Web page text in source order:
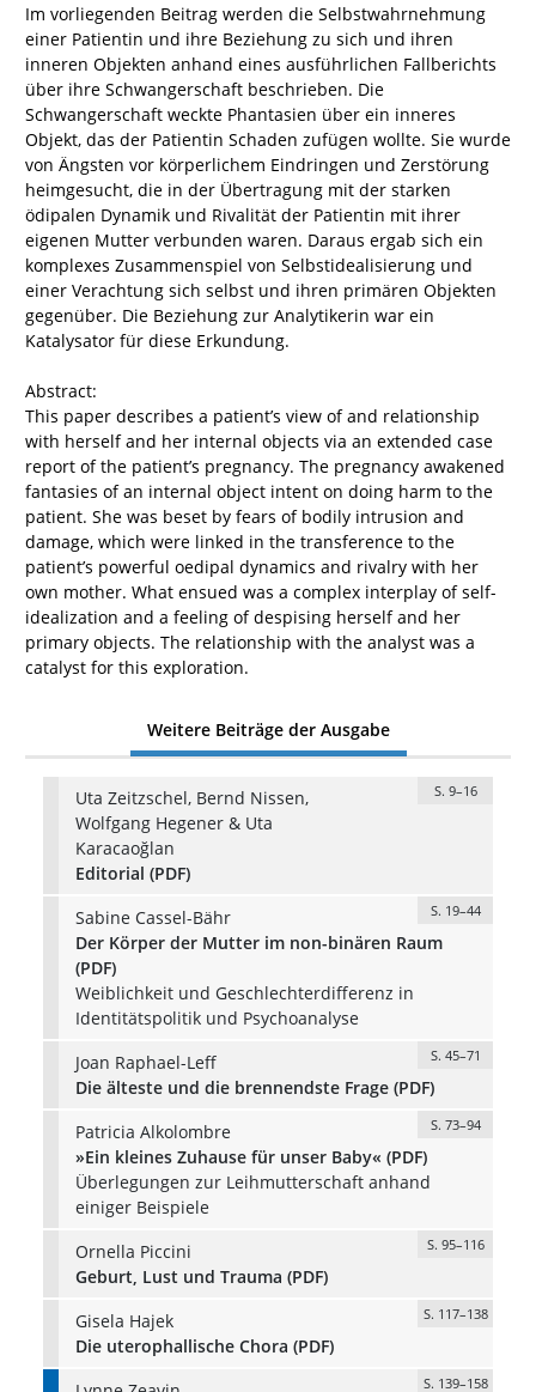
Im vorliegenden Beitrag werden die Selbstwahrnehmung
einer Patientin und ihre Beziehung zu sich und ihren
inneren Objekten anhand eines ausführlichen Fallberichts
über ihre Schwangerschaft beschrieben. Die
Schwangerschaft weckte Phantasien über ein inneres
Objekt, das der Patientin Schaden zufügen wollte. Sie wurde
von Ängsten vor körperlichem Eindringen und Zerstörung
heimgesucht, die in der Übertragung mit der starken
ödipalen Dynamik und Rivalität der Patientin mit ihrer
eigenen Mutter verbunden waren. Daraus ergab sich ein
komplexes Zusammenspiel von Selbstidealisierung und
einer Verachtung sich selbst und ihren primären Objekten
gegenüber. Die Beziehung zur Analytikerin war ein
Katalysator für diese Erkundung.
Abstract:
This paper describes a patient’s view of and relationship
with herself and her internal objects via an extended case
report of the patient’s pregnancy. The pregnancy awakened
fantasies of an internal object intent on doing harm to the
patient. She was beset by fears of bodily intrusion and
damage, which were linked in the transference to the
patient’s powerful oedipal dynamics and rivalry with her
own mother. What ensued was a complex interplay of self-
idealization and a feeling of despising herself and her
primary objects. The relationship with the analyst was a
catalyst for this exploration.
Weitere Beiträge der Ausgabe
Uta Zeitzschel, Bernd Nissen,
Wolfgang Hegener & Uta
Karacaoğlan
S. 9–16
Editorial (PDF)
Sabine Cassel-Bähr
S. 19–44
Der Körper der Mutter im non-binären Raum
(PDF)
Weiblichkeit und Geschlechterdifferenz in
Identitätspolitik und Psychoanalyse
Joan Raphael-Leff
S. 45–71
Die älteste und die brennendste Frage (PDF)
Patricia Alkolombre
S. 73–94
»Ein kleines Zuhause für unser Baby« (PDF)
Überlegungen zur Leihmutterschaft anhand
einiger Beispiele
Ornella Piccini
S. 95–116
Geburt, Lust und Trauma (PDF)
Gisela Hajek
S. 117–138
Die uterophallische Chora (PDF)
S. 139–158